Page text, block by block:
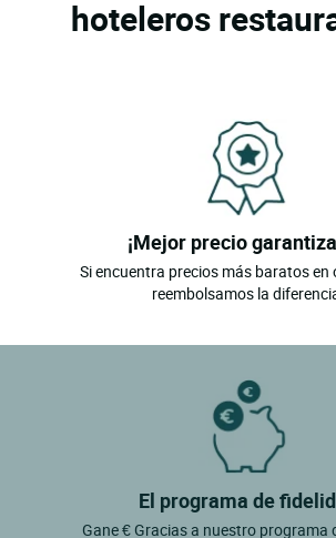
hoteleros
¡Mejor precio
Si encuentra precios más baratos en
reembolsamos la
El programa de
Gane € Gracias a nuestro programa